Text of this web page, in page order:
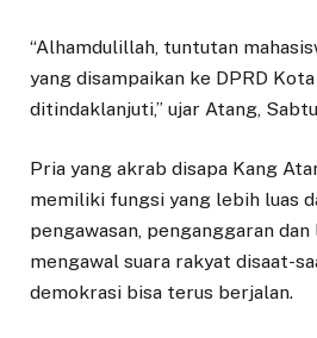
“Alhamdulillah, tuntutan
yang disampaikan ke DPRD
ditindaklanjuti,” ujar Atang,
Pria yang akrab disapa Kang
memiliki fungsi yang lebih luas
pengawasan, penganggaran dan
mengawal suara rakyat disaat-
demokrasi bisa terus berjalan.